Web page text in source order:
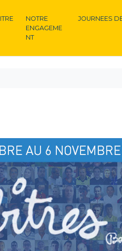
NOTRE
ENGAGEME
NT
JOURNEES